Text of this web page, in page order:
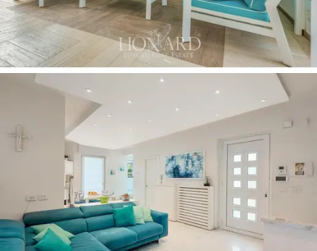
Cette propriété de luxe sur la côte de la Versilia est
une occasion à ne pas manquer pour ceux qui
souhaitent investir dans une propriété exclusive dans
l'un des endroits les plus prestigieux de Toscane.
L'emplacement stratégique de cette villa à vendre
permet également de visiter des villes fascinantes
telles queLucques, Pise et Florence
, toutes
facilement accessibles pour des excursions d'une
journée. Avec son espace, son design raffiné et sa
situation enviable, cette villa est parfaite pour ceux qui
recherchent un maximum de confort et une vue
spectaculaire sur la mer.